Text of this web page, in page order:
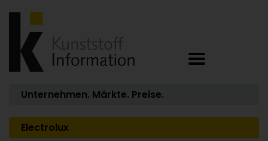
Unternehmen. Märkte. Preise.
Electrolux